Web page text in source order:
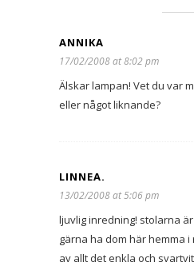
ANNIKA
17/02/2008 at 8:02 pm
Älskar lampan! Vet du var
eller något liknande?
LINNEA.
13/02/2008 at 5:06 pm
ljuvlig inredning! stolarna
gärna ha dom här hemma
av allt det enkla och